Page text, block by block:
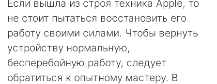
Если вышла из строя техника Apple, то
не стоит пытаться восстановить его
работу своими силами. Чтобы вернуть
устройству нормальную,
бесперебойную работу, следует
обратиться к опытному мастеру. В